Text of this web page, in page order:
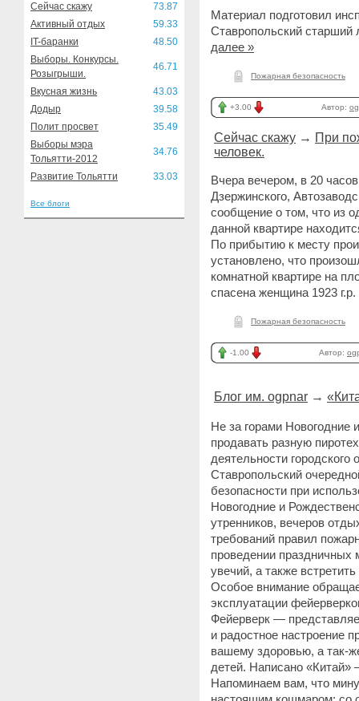
Сейчас скажу
73.87
Активный отдых
59.33
IT-баранки
48.50
Выборы. Конкурсы.
Розыгрыши.
46.71
Вкусная жизнь
43.03
Додыр
39.58
Полит просвет
35.49
Выборы мэра
Тольятти-2012
34.76
Развитие Тольятти 33.03
Все блоги
Материал подготовил
Ставропольский старший
далее »
Пожарная безопасность
+3.00 Автор:
Сейчас скажу → При
человек.
Вчера вечером, в 20
Дзержинского,
сообщение о том, что из
данной квартире
По прибытию к месту
установлено, что
комнатной квартире на
спасена женщина 1923 г.р.
Пожарная безопасность
-1.00 Автор:
Блог им. ogpnar →
Не за горами Новогодние
продавать разную
деятельности городского
Ставропольский
безопасности при
Новогодние и
утренников, вечеров
требований правил
проведении праздничных
увечий, а также
Особое внимание
эксплуатации
Фейерверк —
и радостное настроение
вашему здоровью, а так-
детей. Написано «Китай»
Напоминаем вам, что